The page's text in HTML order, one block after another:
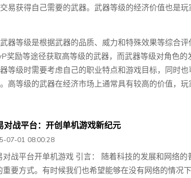
易获得自己需要的武器。武器等级的经济价值也是
器等级是根据武器的品质、威力和特殊效果等综合评
奖励等途径获取高等级的武器，而武器等级对角色的
等级时需要考虑自己的职业特点和游戏目标，同时
高等级的武器在经济市场上通常具有较高的价值，
对战平台：开创单机游戏新纪元
07-01 08:00:28
对战平台开单机游戏 引言： 随着科技的发展和网络
重要方式。有时候我们也希望能够在没有网络的情况